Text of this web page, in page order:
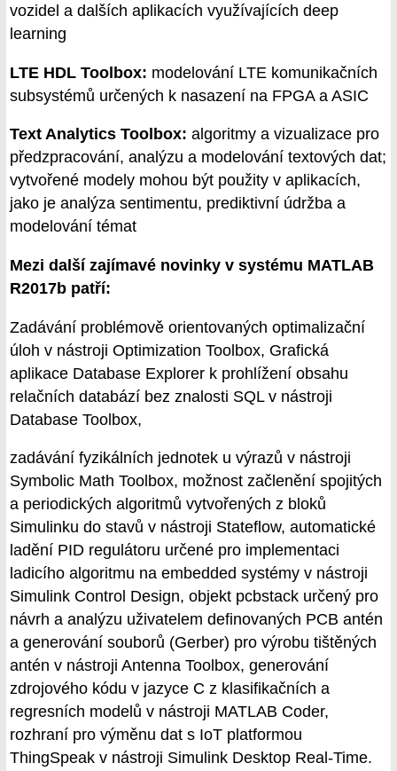
vozidel a dalších aplikacích využívajících deep
learning
LTE HDL Toolbox: modelování LTE komunikačních
subsystémů určených k nasazení na FPGA a ASIC
Text Analytics Toolbox: algoritmy a vizualizace pro
předzpracování, analýzu a modelování textových dat;
vytvořené modely mohou být použity v aplikacích,
jako je analýza sentimentu, prediktivní údržba a
modelování témat
Mezi další zajímavé novinky v systému MATLAB
R2017b patří:
Zadávání problémově orientovaných optimalizační
úloh v nástroji Optimization Toolbox, Grafická
aplikace Database Explorer k prohlížení obsahu
relačních databází bez znalosti SQL v nástroji
Database Toolbox,
zadávání fyzikálních jednotek u výrazů v nástroji
Symbolic Math Toolbox, možnost začlenění spojitých
a periodických algoritmů vytvořených z bloků
Simulinku do stavů v nástroji Stateflow, automatické
ladění PID regulátoru určené pro implementaci
ladicího algoritmu na embedded systémy v nástroji
Simulink Control Design, objekt pcbstack určený pro
návrh a analýzu uživatelem definovaných PCB antén
a generování souborů (Gerber) pro výrobu tištěných
antén v nástroji Antenna Toolbox, generování
zdrojového kódu v jazyce C z klasifikačních a
regresních modelů v nástroji MATLAB Coder,
rozhraní pro výměnu dat s IoT platformou
ThingSpeak v nástroji Simulink Desktop Real-Time.